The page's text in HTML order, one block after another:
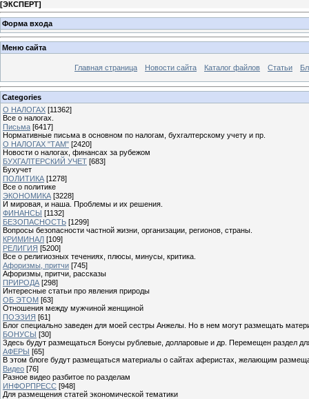
[ЭКСПЕРТ]
Форма входа
Меню сайта
Главная страница Новости сайта Каталог файлов Статьи
Categories
О НАЛОГАХ [11362]
Все о налогах.
Письма [6417]
Нормативные письма в основном по налогам, бухгалтерскому учету и пр.
О НАЛОГАХ "ТАМ" [2420]
Новости о налогах, финансах за рубежом
БУХГАЛТЕРСКИЙ УЧЕТ [683]
Бухучет
ПОЛИТИКА [1278]
Все о политике
ЭКОНОМИКА [3228]
И мировая, и наша. Проблемы и их решения.
ФИНАНСЫ [1132]
БЕЗОПАСНОСТЬ [1299]
Вопросы безопасности частной жизни, организации, регионов, страны.
КРИМИНАЛ [109]
РЕЛИГИЯ [5200]
Все о религиозных течениях, плюсы, минусы, критика.
Афоризмы, притчи [745]
Афоризмы, притчи, рассказы
ПРИРОДА [298]
Интересные статьи про явления природы
ОБ ЭТОМ [63]
Отношения между мужчиной женщиной
ПОЭЗИЯ [61]
Блог специально заведен для моей сестры Анжелы. Но в нем могут размещать
БОНУСЫ [30]
Здесь будут размещаться Бонусы рублевые, долларовые и др. Перемещен раздел
АФЕРЫ [65]
В этом блоге будут размещаться материалы о сайтах аферистах, желающим
Видео [76]
Разное видео разбитое по разделам
ИНФОРПРЕСС [948]
Для размещения статей экономической тематики